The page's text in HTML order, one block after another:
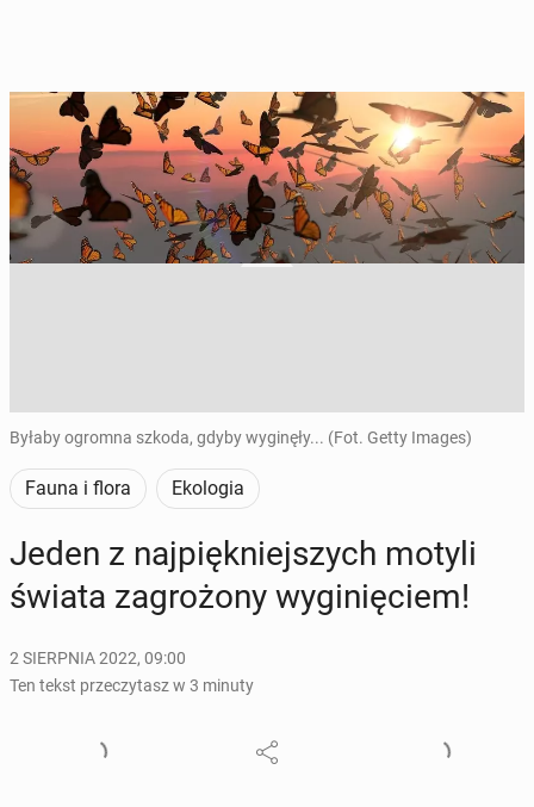
Byłaby ogromna szkoda, gdyby wyginęły... (Fot. Getty Images)
Fauna i flora Ekologia
Jeden z naj­pięk­niej­szych motyli
świata za­gro­żo­ny wy­gi­nię­ciem!
2 SIERPNIA 2022, 09:00
Ten tekst przeczytasz w 3 minuty